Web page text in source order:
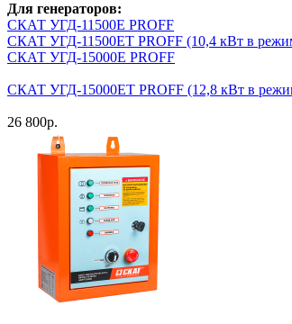
Для генераторов:
СКАТ УГД-11500E PROFF
СКАТ УГД-11500EТ PROFF (10,4 кВт в
СКАТ УГД-15000E PROFF
СКАТ УГД-15000EТ PROFF (12,8 кВт в
26 800р.